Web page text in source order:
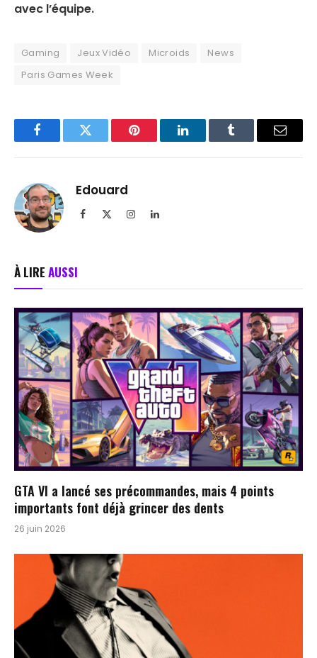
avec l’équipe.
Gaming Jeux Vidéo Microids
News
Paris Games Week
FacebookTwitter Pinterest LinkedInTumblr Email
Edouard
Facebook InstagramLinkedIn
À LIRE AUSSI
GTA VI a lancé ses précommandes, mais 4 points
importants font déjà grincer des dents
26 juin 2026